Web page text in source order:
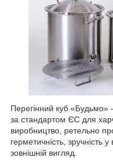
Перегінний куб
за стандартом ЄС для
виробництво, ретельно
герметичність, зручність у
зовнішній вигляд.